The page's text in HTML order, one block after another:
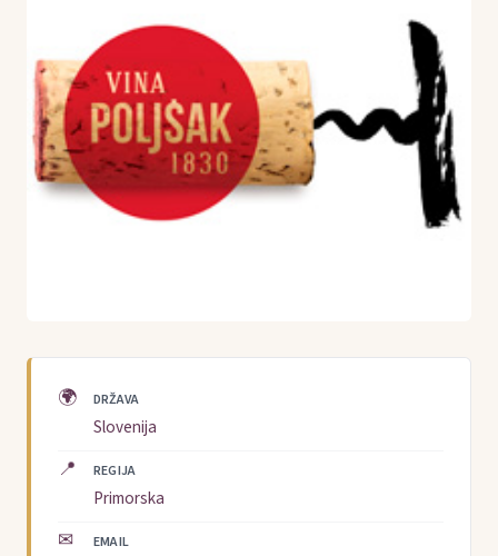
🌍 DRŽAVA
Slovenija
📍 REGIJA
Primorska
✉ EMAIL